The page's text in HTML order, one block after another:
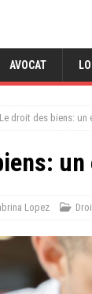
AVOCAT LOI
Le droit des biens:
Lopez